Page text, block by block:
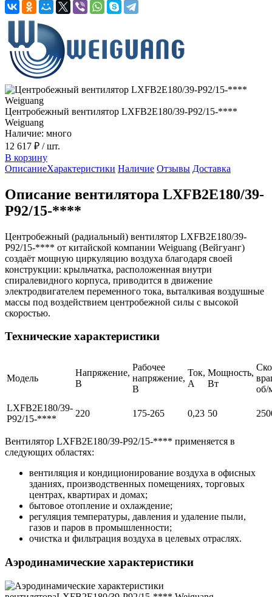
Центробежный вентилятор LXFB2E180/39-P92/15-****
Weiguang
Наличие: много
12 617 ₽ / шт.
В корзину
ОписаниеХарактеристики Наличие Отзывы Доставка
Описание вентилятора LXFB2E180/39-
P92/15-****
Центробежный (радиальный) вентилятор LXFB2E180/39-
P92/15-**** от китайской компании Weiguang (Вейгуанг)
создаёт мощную циркуляцию воздуха благодаря своей
конструкции: крыльчатка, расположенная внутри
спиралевидного корпуса, приводится в движение
электродвигателем переменного тока, выталкивая воздушные
массы под воздействием центробежной силы с высокой
скоростью.
Технические характеристики
Модель
Напряжение,
В
Рабочее
напряжение,
В
Ток,
А
Мощность,
Вт
об/
LXFB2E180/39-
P92/15-****
220 175-265 0,23 50
Вентилятор LXFB2E180/39-P92/15-**** применяется в
следующих областях:
вентиляция и кондиционирование воздуха в офисных
зданиях, производственных помещениях, торговых
центрах, квартирах и домах;
бытовое отопление и охлаждение;
регуляция температуры, давления и удаление пыли,
газов и паров в промышленности;
очистка и фильтрация воздуха в целевых отраслях.
Аэродинамические характеристики